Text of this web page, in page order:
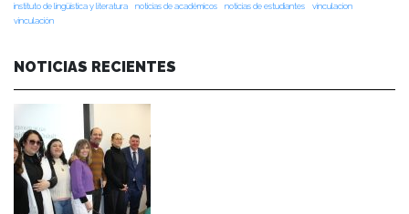
instituto de lingüística y literatura
noticias de académicos noticias de estudiantes
vinculacion
vinculación
NOTICIAS RECIENTES